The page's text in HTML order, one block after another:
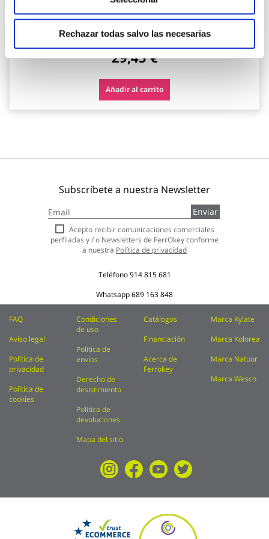
Rechazar todas salvo las necesarias
Velilla
29,45 €
Añadir al carrito
Subscríbete a nuestra Newsletter
a
nuestro
boletín
de
Enviar
Acepto recibir comunicaciones comerciales
perfiladas y / o Newsletters de FerrOkey conforme
a nuestra Política de privacidad
Teléfono914 815 681
Whatsapp689 163 848
FAQ
Aviso legal
Política de
privacidad
Política de
cookies
Condiciones
de uso
Política de
envíos
Derecho de
desistimiento
Política de
devoluciones
Mapa del sitio
Catálogos
Financiación
Acerca de
Ferrokey
Marca Kylate
Marca Kolorea
Marca Natuur
Marca Wesco